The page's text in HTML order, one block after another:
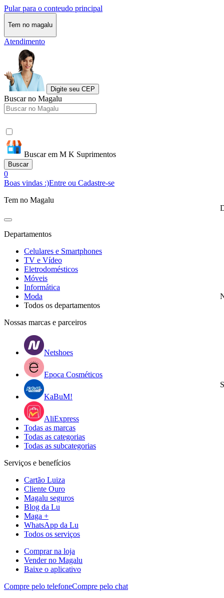
Pular para o conteudo principal
Tem no magalu
Atendimento
Digite seu CEP
Buscar no Magalu
Buscar em M K Suprimentos
Buscar
0
Boas vindas :)Entre ou Cadastre-se
Tem no Magalu
Departamentos
Celulares e Smartphones
TV e Vídeo
Eletrodomésticos
Móveis
Informática
Moda
Todos os departamentos
Nossas marcas e parceiros
Netshoes
Epoca Cosméticos
KaBuM!
AliExpress
Todas as marcas
Todas as categorias
Todas as subcategorias
Serviços e benefícios
Cartão Luiza
Cliente Ouro
Magalu seguros
Blog da Lu
Maga +
WhatsApp da Lu
Todos os serviços
Comprar na loja
Vender no Magalu
Baixe o aplicativo
Compre pelo telefoneCompre pelo chat